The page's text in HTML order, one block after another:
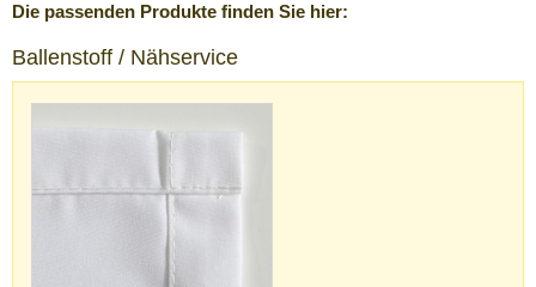
Die passenden Produkte finden Sie hier:
Ballenstoff / Nähservice